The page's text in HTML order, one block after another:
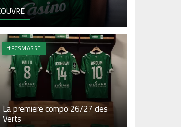
#FCSMASSE
La première compo 26/27 des
Verts